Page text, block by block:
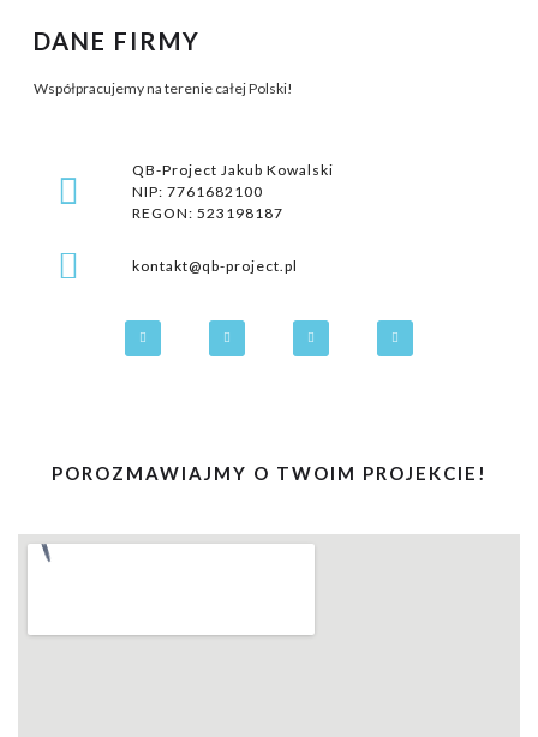
DANE FIRMY
Współpracujemy na terenie całej Polski!
QB-Project Jakub Kowalski
NIP: 7761682100
REGON: 523198187
kontakt@qb-project.pl
POROZMAWIAJMY O TWOIM PROJEKCIE!